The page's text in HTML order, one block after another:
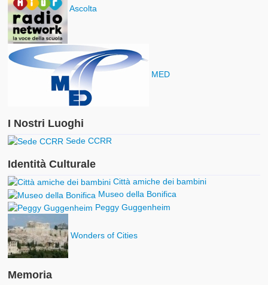
Ascolta
MED
I Nostri Luoghi
Sede CCRR
Identità Culturale
Città amiche dei bambini
Museo della Bonifica
Peggy Guggenheim
Wonders of Cities
Memoria